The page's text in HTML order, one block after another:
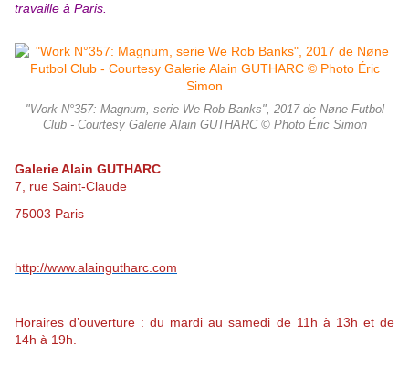
travaille à Paris.
"Work N°357: Magnum, serie We Rob Banks", 2017 de Nøne Futbol
Club - Courtesy Galerie Alain GUTHARC © Photo Éric Simon
Galerie Alain GUTHARC
7, rue Saint-Claude
75003 Paris
http://www.alaingutharc.com
Horaires d’ouverture : du mardi au samedi de 11h à 13h et de
14h à 19h.